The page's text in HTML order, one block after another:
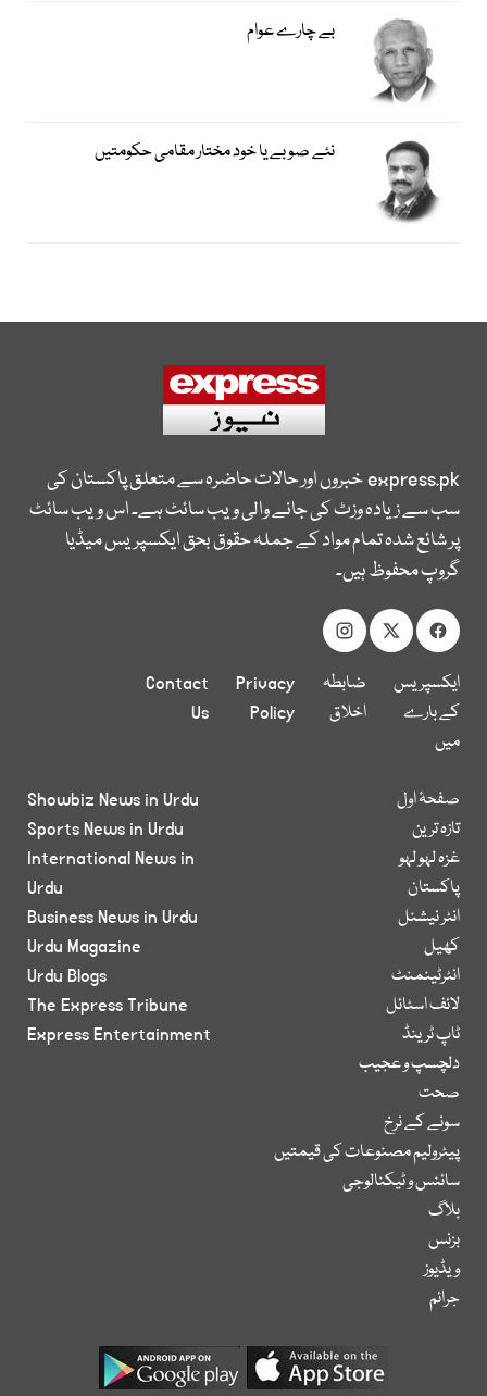
بے چارے عوام
نئے صوبے یا خود مختار مقامی حکومتیں
express.pkخبروں اور حالات حاضرہ سے متعلق پاکستان کی
سب سے زیادہ وزٹ کی جانے والی ویب سائٹ ہے۔ اس ویب سائٹ
پر شائع شدہ تمام مواد کے جملہ حقوق بحق ایکسپریس میڈیا
گروپ محفوظ ہیں۔
ایکسپریس
کے بارے
میں
ضابطہ
اخلاق
Privacy
Policy
Contact
Us
صفحۂ اول
تازہ ترین
غزہ لہو لہو
پاکستان
انٹر نیشنل
کھیل
انٹرٹینمنٹ
لائف اسٹائل
ٹاپ ٹرینڈ
دلچسپ و عجیب
صحت
سونے کے نرخ
پیٹرولیم مصنوعات کی قیمتیں
سائنس و ٹیکنالوجی
بلاگ
بزنس
ویڈیوز
جرائم
Showbiz News in Urdu
Sports News in Urdu
International News in
Urdu
Business News in Urdu
Urdu Magazine
Urdu Blogs
The Express Tribune
Express Entertainment